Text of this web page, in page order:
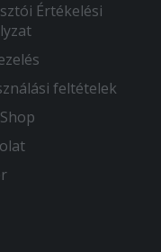
Értékelési
feltételek